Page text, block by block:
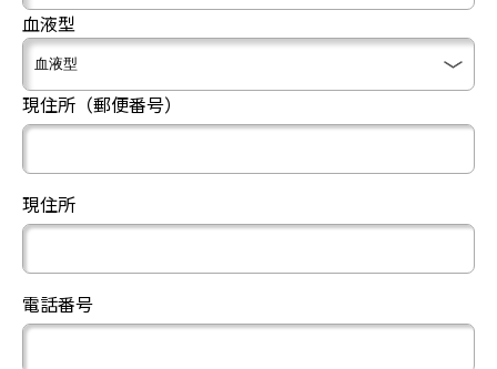
血液型
現住所（郵便番号）
現住所
電話番号